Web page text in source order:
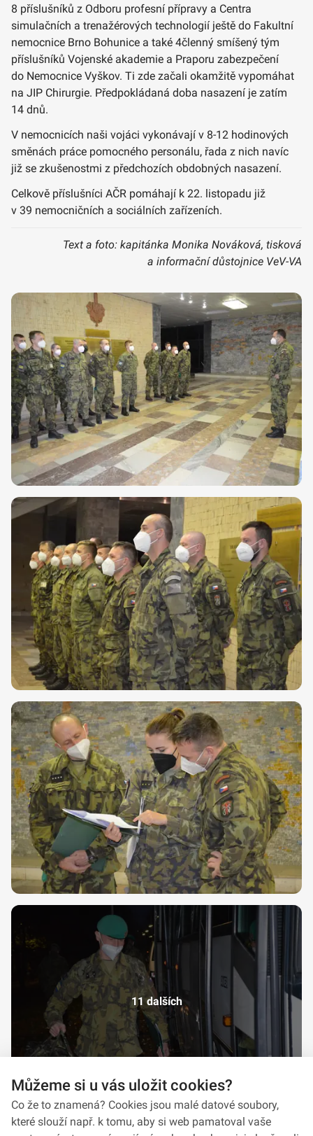
8 příslušníků z Odboru profesní přípravy a Centra
simulačních a trenažérových technologií ještě do Fakultní
nemocnice Brno Bohunice a také 4členný smíšený tým
příslušníků Vojenské akademie a Praporu zabezpečení
do Nemocnice Vyškov. Ti zde začali okamžitě vypomáhat
na JIP Chirurgie. Předpokládaná doba nasazení je zatím
14 dnů.
V nemocnicích naši vojáci vykonávají v 8-12 hodinových
směnách práce pomocného personálu, řada z nich navíc
již se zkušenostmi z předchozích obdobných nasazení.
Celkově příslušníci AČR pomáhají k 22. listopadu již
v 39 nemocničních a sociálních zařízeních.
Text a foto: kapitánka Monika Nováková, tisková
a informační důstojnice VeV-VA
11 dalších
Můžeme si u vás uložit cookies?
Co že to znamená? Cookies jsou malé datové soubory,
které slouží např. k tomu, aby si web pamatoval vaše